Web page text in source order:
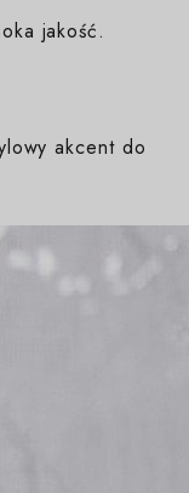
jakość.
akcent do